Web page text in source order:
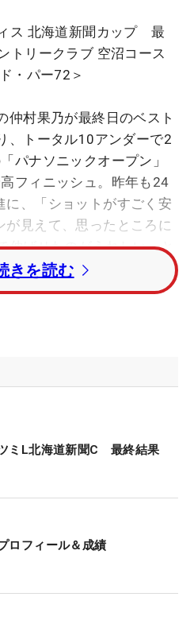
ス 北海道新聞カップ 最
リークラブ 空沼コース
・パー72＞
仲村果乃が最終日のベスト
、トータル10アンダーで2
パナソニックオープン」
フィニッシュ。昨年も24
に、「ショットがすごく安
が見えて、思ったところに
伸ばせたのがうれしい」と
スではわずか11パット。
計25パットと、グリーン上
』と、3年連続で最も
確認したら2位タイだっ
沈めないといけないと思っ
。難しい下りのライン。ひ
うれしいというより、すご
きを読む
ミL北海道新聞C 最終結果
フィール＆成績